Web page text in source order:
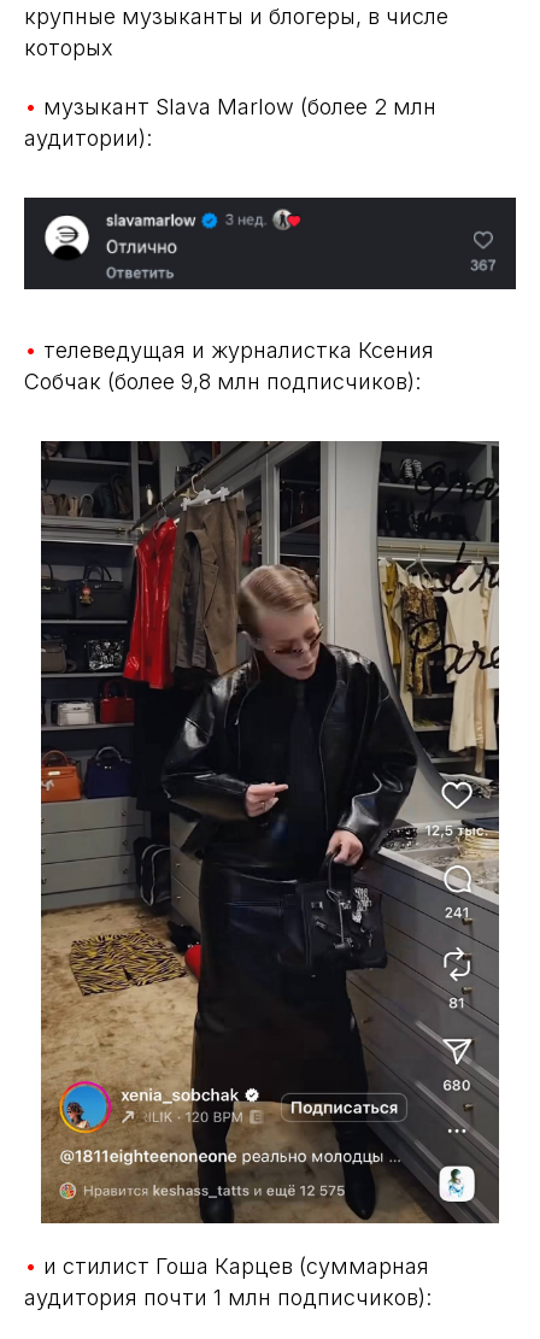
крупные музыканты и блогеры, в числе
которых
• музыкант Slava Marlow (более 2 млн
аудитории):
• телеведущая и журналистка Ксения
Собчак (более 9,8 млн подписчиков):
• и стилист Гоша Карцев (суммарная
аудитория почти 1 млн подписчиков):